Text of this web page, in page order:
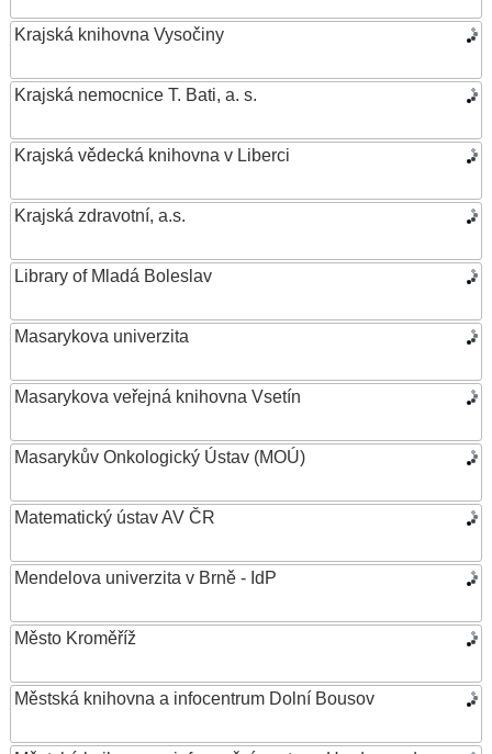
Krajská knihovna Vysočiny
Krajská nemocnice T. Bati, a. s.
Krajská vědecká knihovna v Liberci
Krajská zdravotní, a.s.
Library of Mladá Boleslav
Masarykova univerzita
Masarykova veřejná knihovna Vsetín
Masarykův Onkologický Ústav (MOÚ)
Matematický ústav AV ČR
Mendelova univerzita v Brně - IdP
Město Kroměříž
Městská knihovna a infocentrum Dolní Bousov